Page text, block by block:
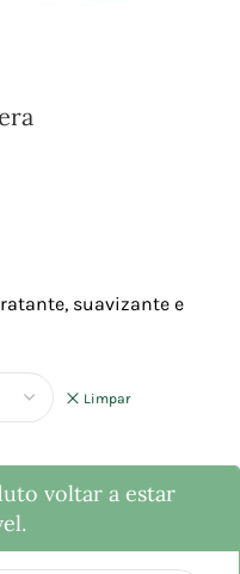
suavizante e
Limpar
voltar a estar